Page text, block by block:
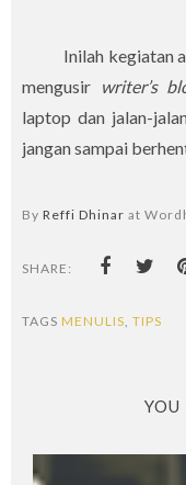
Inilah kegiatan
mengusir writer’s
laptop dan jalan-
jangan sampai
By Reffi Dhinar at
SHARE:
TAGS MENULIS, TIPS